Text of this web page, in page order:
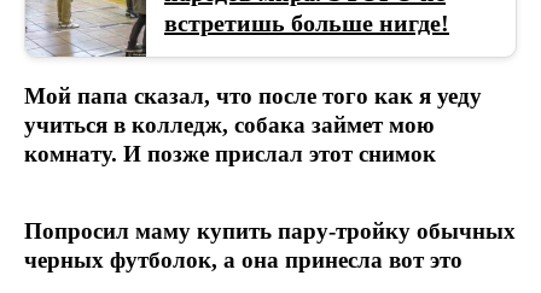
встретишь больше нигде!
Мой папа сказал, что после того как я уеду
учиться в колледж, собака займет мою
комнату. И позже прислал этот снимок
Попросил маму купить пару-тройку обычных
черных футболок, а она принесла вот это